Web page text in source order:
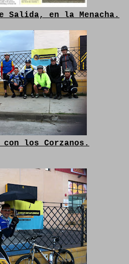
Salida, en la Menacha.
con los Corzanos.